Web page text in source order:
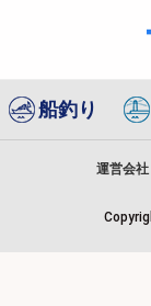
船釣り
運営会社